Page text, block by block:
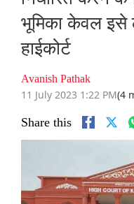
भूमिका केवल इसे
हाईकोर्ट
Avanish Pathak
11 July 2023 1:22 PM(4
Share this